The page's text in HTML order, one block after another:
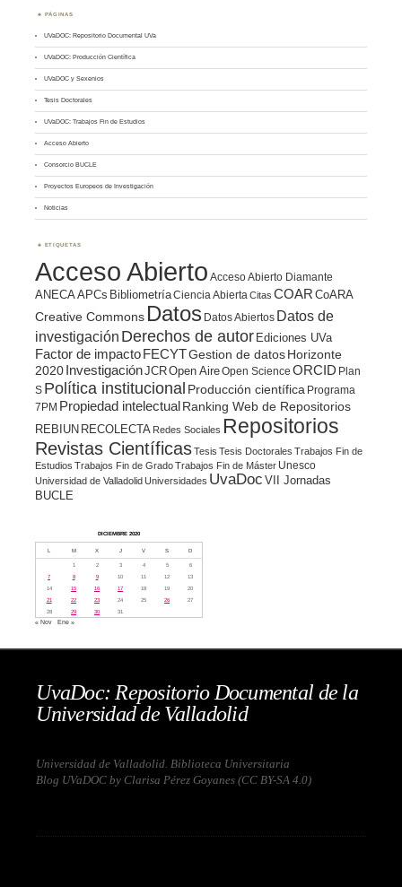
PÁGINAS
UVaDOC: Repositorio Documental UVa
UVaDOC: Producción Científica
UVaDOC y Sexenios
Tesis Doctorales
UVaDOC: Trabajos Fin de Estudios
Acceso Abierto
Consorcio BUCLE
Proyectos Europeos de Investigación
Noticias
ETIQUETAS
Acceso Abierto Acceso Abierto Diamante
ANECAAPCs BibliometríaCiencia Abierta Citas COAR CoARA
Creative Commons Datos Datos Abiertos Datos de
investigación Derechos de autor Ediciones UVa
Factor de impacto FECYTGestion de datosHorizonte
2020 InvestigaciónJCROpen AireOpen Science ORCID Plan
S Política institucional Producción científica Programa
7PM Propiedad intelectualRanking Web de Repositorios
REBIUN RECOLECTA Redes Sociales Repositorios
Revistas CientíficasTesis Tesis Doctorales Trabajos Fin de
Estudios Trabajos Fin de GradoTrabajos Fin de Máster Unesco
Universidad de Valladolid Universidades UvaDoc VII Jornadas
BUCLE
DICIEMBRE 2020
L M X J V S D
1 2 3 4 5
6
7
8 9 10 11 12
13
14
15 16 17 18 19
20
21
22 23 24 25 26
27
28
29 30 31
« Nov Ene »
UvaDoc: Repositorio Documental de la
Universidad de Valladolid
Universidad de Valladolid. Biblioteca Universitaria
Blog UVaDOC by Clarisa Pérez Goyanes (CC BY-SA 4.0)